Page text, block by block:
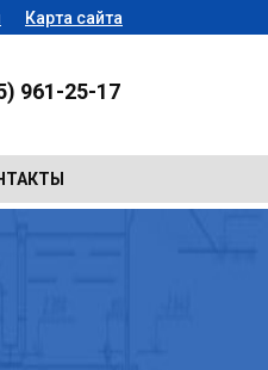
Карта сайта
961-25-17